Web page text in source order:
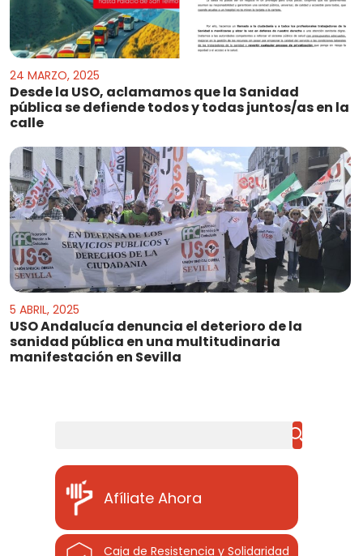
24 MARZO, 2025
Desde la USO, aclamamos que la Sanidad
pública se defiende todos y todas juntos/as en la
calle
5 ABRIL, 2025
USO Andalucía denuncia el deterioro de la
sanidad pública en una multitudinaria
manifestación en Sevilla
Afíliate Ahora
Caja de Resistencia y Solidaridad